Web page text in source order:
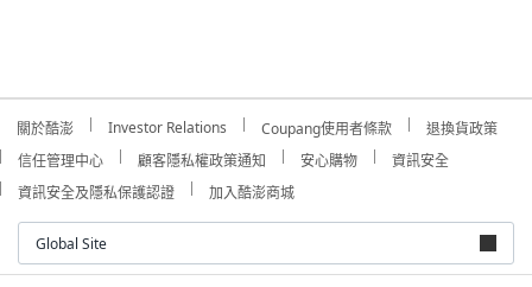
關於酷澎 Investor Relations Coupang使用者條款
退換貨政策
信任管理中心
顧客隱私權政策通知 安心購物
資訊安全
資訊安全及隱私保護認證
加入酷澎商城
Global Site